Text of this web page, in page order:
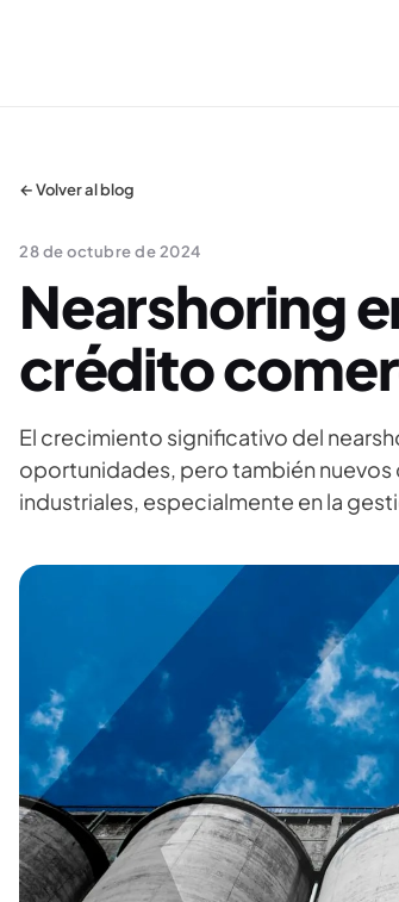
← Volver al blog
28 de octubre de 2024
Nearshoring
crédito
El crecimiento significativo del
oportunidades, pero también
industriales, especialmente en la